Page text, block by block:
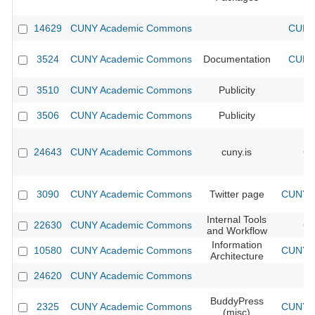
14629 CUNY Academic Commons
3524 CUNY Academic Commons Documentation
3510 CUNY Academic Commons Publicity
3506 CUNY Academic Commons Publicity
24643 CUNY Academic Commons cuny.is
3090 CUNY Academic Commons Twitter page CUNY
22630 CUNY Academic Commons
Internal Tools
and Workflow
10580 CUNY Academic Commons
Information
Architecture
CUNY
24620 CUNY Academic Commons
2325 CUNY Academic Commons
BuddyPress
(misc)
CUNY